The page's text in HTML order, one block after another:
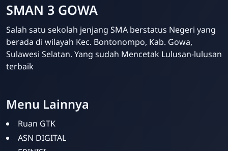
SMAN 3 GOWA
Salah satu sekolah jenjang SMA berstatus Negeri yang
berada di wilayah Kec. Bontonompo, Kab. Gowa,
Sulawesi Selatan. Yang sudah Mencetak Lulusan-lulusan
terbaik
Menu Lainnya
Ruan GTK
ASN DIGITAL